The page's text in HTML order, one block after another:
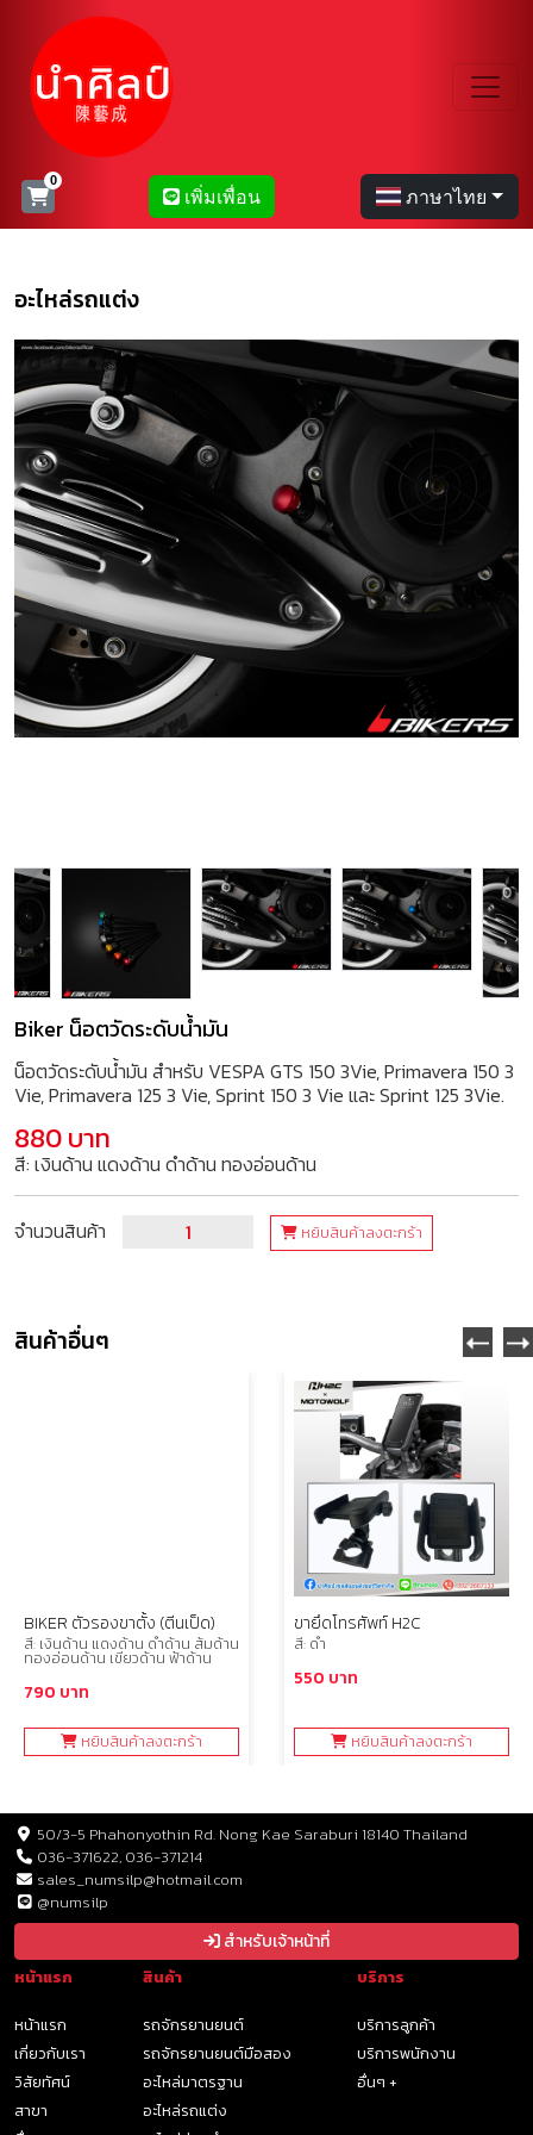
เพิ่มเพื่อน ภาษาไทย
อะไหล่รถแต่ง
Biker น็อตวัดระดับน้ำมัน
น็อตวัดระดับน้ำมัน สำหรับ VESPA GTS 150 3Vie, Primavera 150 3
Vie, Primavera 125 3 Vie, Sprint 150 3 Vie และ Sprint 125 3Vie.
880 บาท
สี: เงินด้าน แดงด้าน ดำด้าน ทองอ่อนด้าน
จำนวนสินค้า หยิบสินค้าลงตะกร้า
สินค้าอื่นๆ
BIKER ตัวรองขาตั้ง (ตีนเป็ด)
สี: เงินด้าน แดงด้าน ดำด้าน ส้มด้าน
ทองอ่อนด้าน เขียวด้าน ฟ้าด้าน
790 บาท
หยิบสินค้าลงตะกร้า
ขายึดโทรศัพท์ H2C
สี: ดำ
550 บาท
หยิบสินค้าลงตะกร้า
50/3-5 Phahonyothin Rd. Nong Kae Saraburi 18140 Thailand
036-371622, 036-371214
sales_numsilp@hotmail.com
@numsilp
สำหรับเจ้าหน้าที่
หน้าแรก
หน้าแรก
เกี่ยวกับเรา
วิสัยทัศน์
สาขา
สินค้า
รถจักรยานยนต์
รถจักรยานยนต์มือสอง
อะไหล่มาตรฐาน
อะไหล่รถแต่ง
บริการ
บริการลูกค้า
บริการพนักงาน
อื่นๆ +